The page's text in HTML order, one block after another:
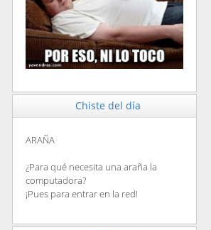
Chiste del día
ARAÑA
¿Para qué necesita una araña la
computadora?
¡Pues para entrar en la red!